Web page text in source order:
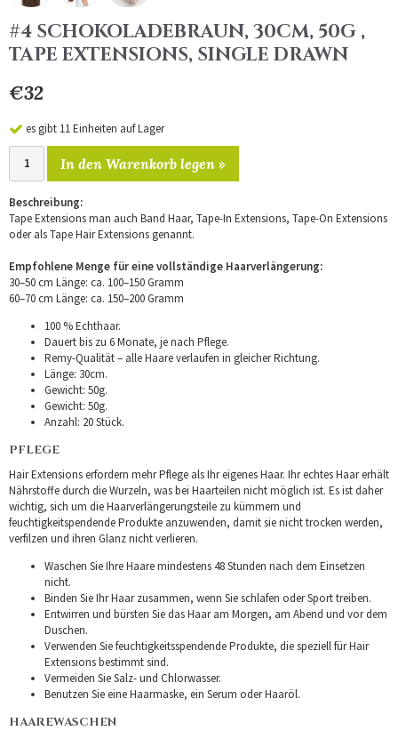
#4 SCHOKOLADEBRAUN, 30CM, 50G ,
TAPE EXTENSIONS, SINGLE DRAWN
€32
es gibt 11 Einheiten auf Lager
In den Warenkorb legen »
Beschreibung:
Tape Extensions man auch Band Haar, Tape-In Extensions, Tape-On Extensions
oder als Tape Hair Extensions genannt.
Empfohlene Menge für eine vollständige Haarverlängerung:
30–50 cm Länge: ca. 100–150 Gramm
60–70 cm Länge: ca. 150–200 Gramm
100 % Echthaar.
Dauert bis zu 6 Monate, je nach Pflege.
Remy-Qualität – alle Haare verlaufen in gleicher Richtung.
Länge: 30cm.
Gewicht: 50g.
Gewicht: 50g.
Anzahl: 20 Stück.
PFLEGE
Hair Extensions erfordern mehr Pflege als Ihr eigenes Haar. Ihr echtes Haar erhält
Nährstoffe durch die Wurzeln, was bei Haarteilen nicht möglich ist. Es ist daher
wichtig, sich um die Haarverlängerungsteile zu kümmern und
feuchtigkeitspendende Produkte anzuwenden, damit sie nicht trocken werden,
verfilzen und ihren Glanz nicht verlieren.
Waschen Sie Ihre Haare mindestens 48 Stunden nach dem Einsetzen
nicht.
Binden Sie Ihr Haar zusammen, wenn Sie schlafen oder Sport treiben.
Entwirren und bürsten Sie das Haar am Morgen, am Abend und vor dem
Duschen.
Verwenden Sie feuchtigkeitsspendende Produkte, die speziell für Hair
Extensions bestimmt sind.
Vermeiden Sie Salz- und Chlorwasser.
Benutzen Sie eine Haarmaske, ein Serum oder Haaröl.
HAAREWASCHEN